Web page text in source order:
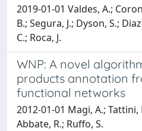
2019-01-01 Valdes, A.;
B.; Segura, J.; Dyson, S.;
C.; Roca, J.
WNP: A novel
products annotation
functional networks
2012-01-01 Magi, A.; Tattini,
Abbate, R.; Ruffo, S.